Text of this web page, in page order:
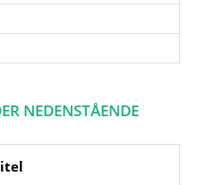
NEDENSTÅENDE